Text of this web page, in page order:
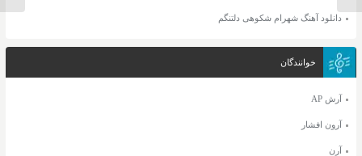
دانلود آهنگ شهرام شکوهی دلتنگم
خوانندگان
آرش AP
آرون افشار
آرن